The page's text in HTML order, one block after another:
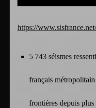
https://www.sisfrance.net/
5 743 séismes
français
frontières depuis